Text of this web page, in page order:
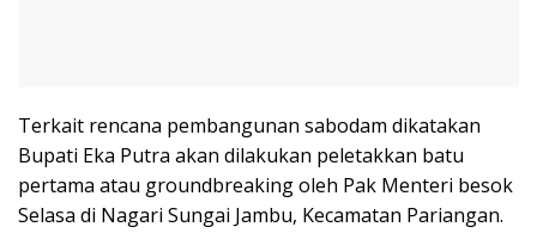
Terkait rencana pembangunan sabodam dikatakan
Bupati Eka Putra akan dilakukan peletakkan batu
pertama atau groundbreaking oleh Pak Menteri besok
Selasa di Nagari Sungai Jambu, Kecamatan Pariangan.